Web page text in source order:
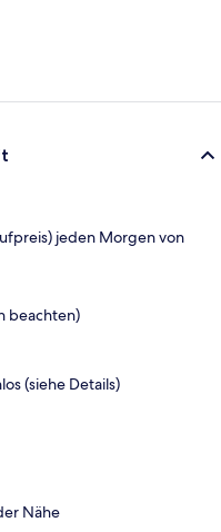
jeden Morgen von
beachten)
(siehe Details)
Nähe